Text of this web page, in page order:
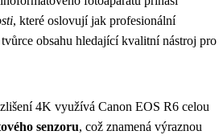
, které oslovují jak profesionální
obsahu hledající kvalitní nástroj pro
4K využívá Canon EOS R6 celou
senzoru, což znamená výraznou